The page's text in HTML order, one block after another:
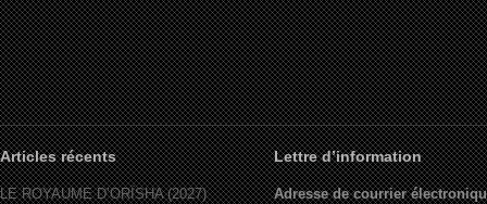
Articles récents
LE ROYAUME D’ORÏSHA (2027)
Lettre d’information
Adresse de courrier